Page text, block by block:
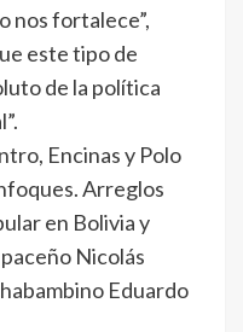
nos fortalece”,
este tipo de
de la política
Encinas y Polo
Arreglos
en Bolivia y
Nicolás
Eduardo